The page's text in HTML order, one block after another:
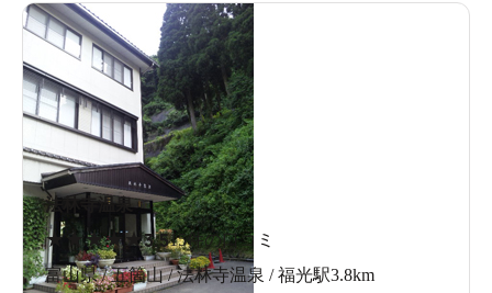
法林寺温泉
★ ★★★★3.515件の口コミ
富山県 / 五箇山 / 法林寺温泉 / 福光駅3.8km